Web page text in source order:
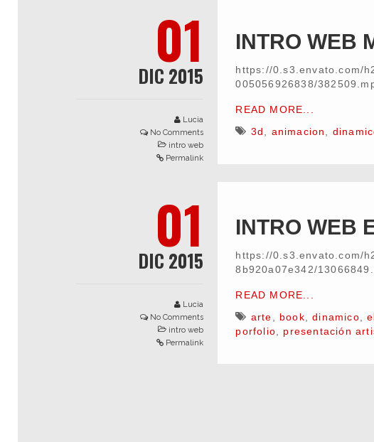
01
DIC 2015
Lucia
No Comments
intro web
Permalink
INTRO WEB
https://0.s3.envato.com/
005056926838/
READ MORE...
3d, animacion,
01
DIC 2015
Lucia
No Comments
intro web
Permalink
INTRO WEB
https://0.s3.envato.com/
8b920a07e342/
READ MORE...
arte
book ,dinamico ,
porfolio
presentación